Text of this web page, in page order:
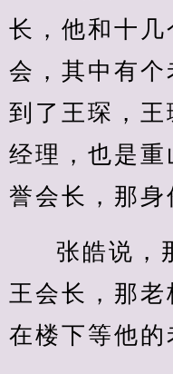
长，他和十
会，其中有
到了王琛，
经理，也是重
誉会长，那身
张皓说，
王会长，那
在楼下等他的